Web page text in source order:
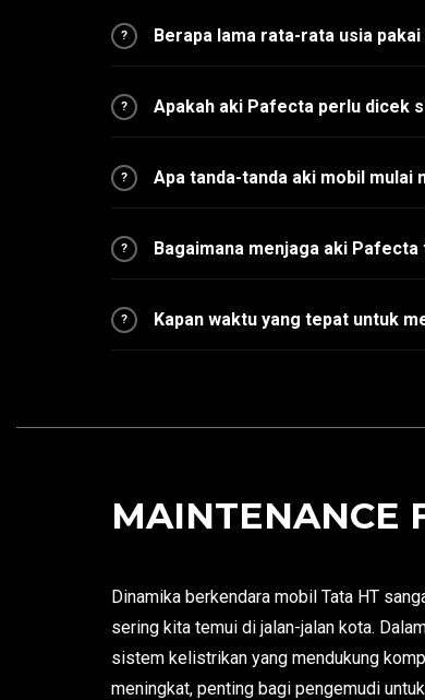
? Berapa lama rata-rata usia
? Apakah aki Pafecta perlu dicek
? Apa tanda-tanda aki mobil mulai
? Bagaimana menjaga aki
? Kapan waktu yang tepat untuk
MAINTENANCE
Dinamika berkendara mobil Tata HT
sering kita temui di jalan-jalan kota.
sistem kelistrikan yang mendukung
meningkat, penting bagi pengemudi